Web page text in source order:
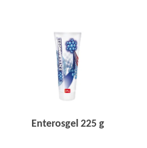
Enterosgel 225 g